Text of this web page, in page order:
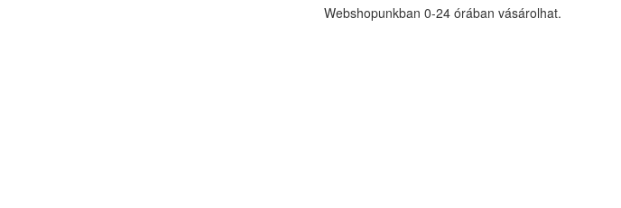
Webshopunkban 0-24 órában vásárolhat.